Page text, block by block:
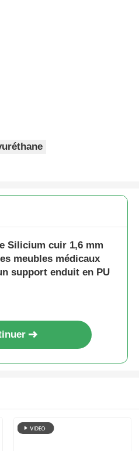
Silicium cuir 1,6 mm
meubles médicaux
support enduit en PU